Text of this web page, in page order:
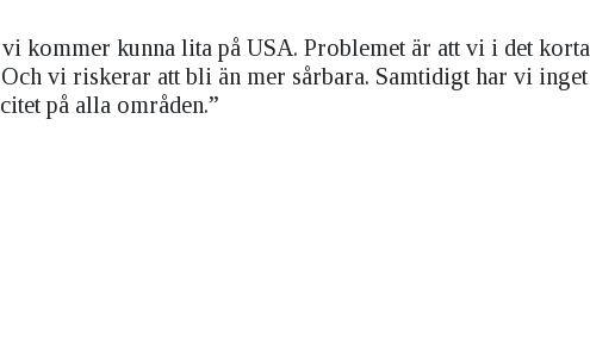
kommer kunna lita på USA. Problemet är att vi i det korta
vi riskerar att bli än mer sårbara. Samtidigt har vi inget
på alla områden.”